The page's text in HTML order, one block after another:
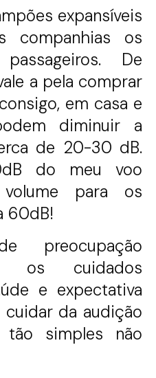
expansíveis
companhias os
De
a pela comprar
em casa e
diminuir a
de 20-30 dB.
do meu voo
para os
60dB!
preocupação
os cuidados
e expectativa
da audição
simples não